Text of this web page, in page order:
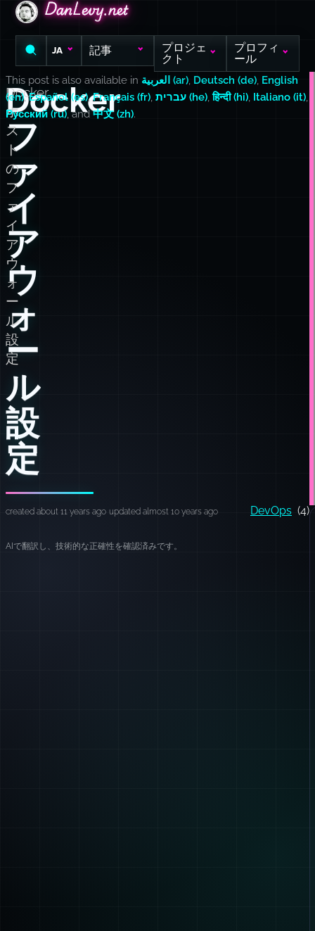
DanLevy.net
DanLevy.net
DanLevy.net
JA 記事
プロジェ
クト
プロフィ
ール
Docker
フ
ァ
イ
ア
ウ
ォ
ー
ル
設
定
Docker
ホ
ス
ト
の
フ
ァ
イ
ア
ウ
ォ
ー
ル
設
定
This post is also available in العربية (ar), Deutsch (de), English
(en),Español (es),Français (fr), עברית (he),हिन्दी (hi), Italiano (it),
Русский (ru), and中文 (zh).
created about 11 years ago updated almost 10 years ago DevOps (4)
AIで翻訳し、技術的な正確性を確認済みです。